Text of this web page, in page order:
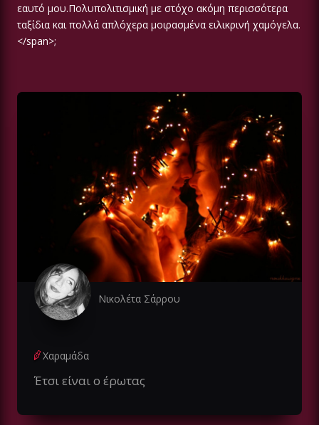
εαυτό μου.Πολυπολιτισμική με στόχο ακόμη περισσότερα
ταξίδια και πολλά απλόχερα μοιρασμένα ειλικρινή χαμόγελα.
</span>;
Νικολέτα Σάρρου
Χαραμάδα
Έτσι είναι ο έρωτας